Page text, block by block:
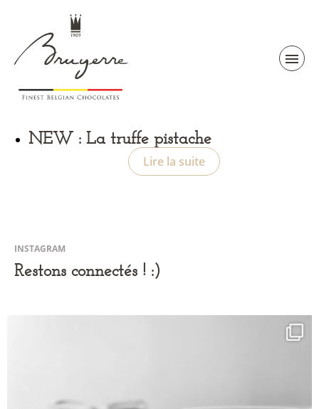
NEW : La truffe pistache
Lire la suite
INSTAGRAM
Restons connectés ! :)